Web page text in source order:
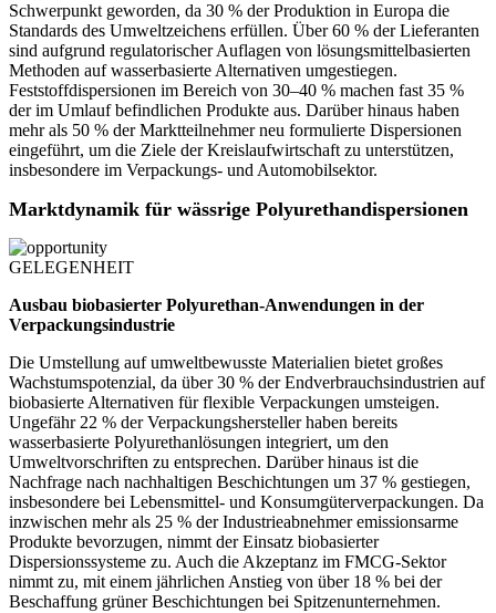
Schwerpunkt geworden, da 30 % der Produktion in Europa die
Standards des Umweltzeichens erfüllen. Über 60 % der Lieferanten
sind aufgrund regulatorischer Auflagen von lösungsmittelbasierten
Methoden auf wasserbasierte Alternativen umgestiegen.
Feststoffdispersionen im Bereich von 30–40 % machen fast 35 %
der im Umlauf befindlichen Produkte aus. Darüber hinaus haben
mehr als 50 % der Marktteilnehmer neu formulierte Dispersionen
eingeführt, um die Ziele der Kreislaufwirtschaft zu unterstützen,
insbesondere im Verpackungs- und Automobilsektor.
Marktdynamik für wässrige Polyurethandispersionen
GELEGENHEIT
Ausbau biobasierter Polyurethan-Anwendungen in der
Verpackungsindustrie
Die Umstellung auf umweltbewusste Materialien bietet großes
Wachstumspotenzial, da über 30 % der Endverbrauchsindustrien auf
biobasierte Alternativen für flexible Verpackungen umsteigen.
Ungefähr 22 % der Verpackungshersteller haben bereits
wasserbasierte Polyurethanlösungen integriert, um den
Umweltvorschriften zu entsprechen. Darüber hinaus ist die
Nachfrage nach nachhaltigen Beschichtungen um 37 % gestiegen,
insbesondere bei Lebensmittel- und Konsumgüterverpackungen. Da
inzwischen mehr als 25 % der Industrieabnehmer emissionsarme
Produkte bevorzugen, nimmt der Einsatz biobasierter
Dispersionssysteme zu. Auch die Akzeptanz im FMCG-Sektor
nimmt zu, mit einem jährlichen Anstieg von über 18 % bei der
Beschaffung grüner Beschichtungen bei Spitzenunternehmen.